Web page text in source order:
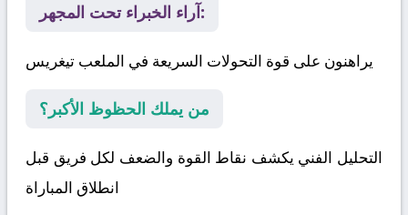
آراء الخبراء تحت المجهر:
يراهنون على قوة التحولات السريعة في الملعب تيغريس
من يملك الحظوظ الأكبر؟
التحليل الفني يكشف نقاط القوة والضعف لكل فريق قبل
انطلاق المباراة